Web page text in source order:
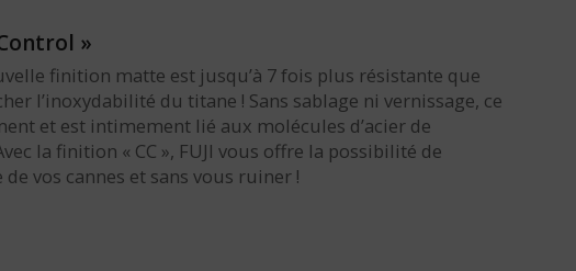
»
finition matte est jusqu’à 7 fois plus résistante que
l’inoxydabilité du titane ! Sans sablage ni vernissage, ce
et est intimement lié aux molécules d’acier de
la finition « CC », FUJI vous offre la possibilité de
vos cannes et sans vous ruiner !